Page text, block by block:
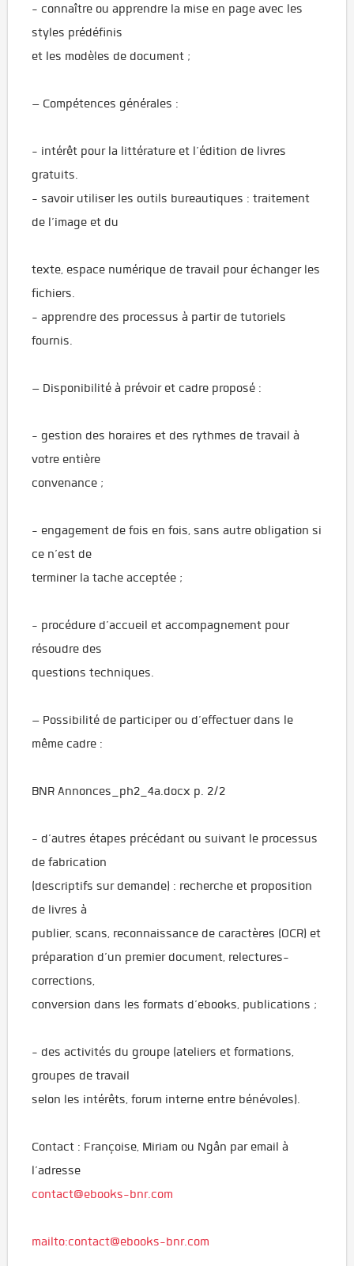
- connaître ou apprendre la mise en page avec les
styles prédéfinis
et les modèles de document ;
– Compétences générales :
- intérêt pour la littérature et l’édition de livres
gratuits.
- savoir utiliser les outils bureautiques : traitement
de l’image et du
texte, espace numérique de travail pour échanger les
fichiers.
- apprendre des processus à partir de tutoriels
fournis.
– Disponibilité à prévoir et cadre proposé :
- gestion des horaires et des rythmes de travail à
votre entière
convenance ;
- engagement de fois en fois, sans autre obligation si
ce n’est de
terminer la tache acceptée ;
- procédure d’accueil et accompagnement pour
résoudre des
questions techniques.
– Possibilité de participer ou d’effectuer dans le
même cadre :
BNR Annonces_ph2_4a.docx p. 2/2
- d’autres étapes précédant ou suivant le processus
de fabrication
(descriptifs sur demande) : recherche et proposition
de livres à
publier, scans, reconnaissance de caractères (OCR) et
préparation d’un premier document, relectures-
corrections,
conversion dans les formats d’ebooks, publications ;
- des activités du groupe (ateliers et formations,
groupes de travail
selon les intérêts, forum interne entre bénévoles).
Contact : Françoise, Miriam ou Ngân par email à
l’adresse
contact@ebooks-bnr.com
mailto:contact@ebooks-bnr.com